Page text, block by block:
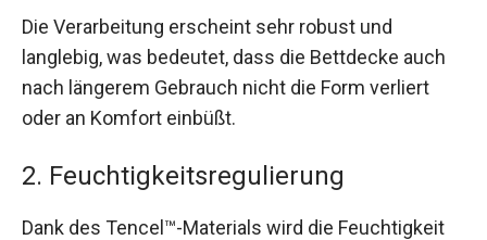
Die Verarbeitung erscheint sehr robust und
langlebig, was bedeutet, dass die Bettdecke auch
nach längerem Gebrauch nicht die Form verliert
oder an Komfort einbüßt.
2. Feuchtigkeitsregulierung
Dank des Tencel™-Materials wird die Feuchtigkeit